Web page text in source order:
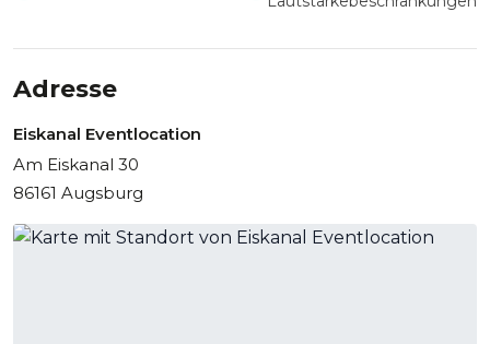
Adresse
Eiskanal Eventlocation
Am Eiskanal 30
86161 Augsburg